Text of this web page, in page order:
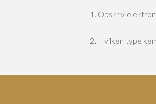
1. Opskriv
2. Hvilken type